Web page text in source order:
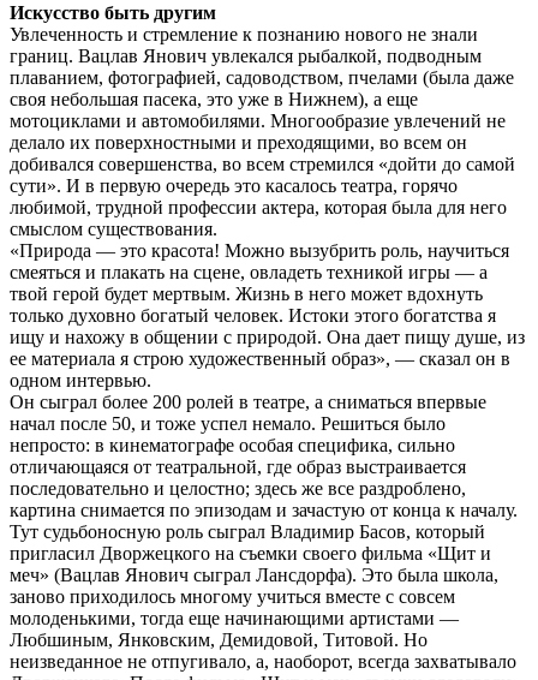
Искусство быть другим
Увлеченность и стремление к познанию нового не знали
границ. Вацлав Янович увлекался рыбалкой, подводным
плаванием, фотографией, садоводством, пчелами (была даже
своя небольшая пасека, это уже в Нижнем), а еще
мотоциклами и автомобилями. Многообразие увлечений не
делало их поверхностными и преходящими, во всем он
добивался совершенства, во всем стремился «дойти до самой
сути». И в первую очередь это касалось театра, горячо
любимой, трудной профессии актера, которая была для него
смыслом существования.
«Природа — это красота! Можно вызубрить роль, научиться
смеяться и плакать на сцене, овладеть техникой игры — а
твой герой будет мертвым. Жизнь в него может вдохнуть
только духовно богатый человек. Истоки этого богатства я
ищу и нахожу в общении с природой. Она дает пищу душе, из
ее материала я строю художественный образ», — сказал он в
одном интервью.
Он сыграл более 200 ролей в театре, а сниматься впервые
начал после 50, и тоже успел немало. Решиться было
непросто: в кинематографе особая специфика, сильно
отличающаяся от театральной, где образ выстраивается
последовательно и целостно; здесь же все раздроблено,
картина снимается по эпизодам и зачастую от конца к началу.
Тут судьбоносную роль сыграл Владимир Басов, который
пригласил Дворжецкого на съемки своего фильма «Щит и
меч» (Вацлав Янович сыграл Лансдорфа). Это была школа,
заново приходилось многому учиться вместе с совсем
молоденькими, тогда еще начинающими артистами —
Любшиным, Янковским, Демидовой, Титовой. Но
неизведанное не отпугивало, а, наоборот, всегда захватывало